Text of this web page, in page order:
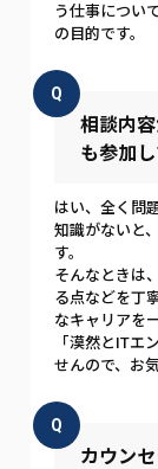
う仕事につい
の目的です。
Q
相談内
も参加
はい、全く問
知識がないと
す。
そんなときは
る点などを丁
なキャリアを
「漠然とITエ
せんので、お
Q
カウン